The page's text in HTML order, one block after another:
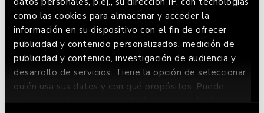
como las cookies para almacenar y acceder la
información en su dispositivo con el fin de ofrecer
publicidad y contenido personalizados, medición de
publicidad y contenido, investigación de audiencia y
desarrollo de servicios. Tiene la opción de seleccionar
quién usa sus datos y con qué propósitos. Puede
cambiar o retirar su consentimiento en cualquier